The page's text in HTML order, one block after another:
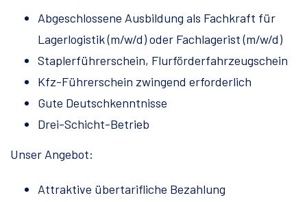
Abgeschlossene Ausbildung als Fachkraft für
Lagerlogistik (m/w/d) oder Fachlagerist (m/w/d)
Staplerführerschein, Flurförderfahrzeugschein
Kfz-Führerschein zwingend erforderlich
Gute Deutschkenntnisse
Drei-Schicht-Betrieb
Unser Angebot:
Attraktive übertarifliche Bezahlung